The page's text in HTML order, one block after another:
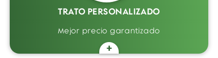
personalizada.TRATO PERSONALIZADO
Mejor precio garantizado
Atención directa y cercana los
+